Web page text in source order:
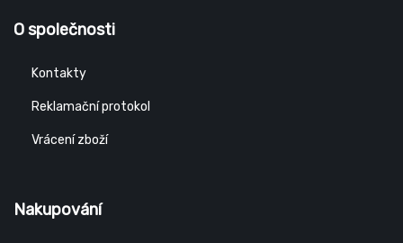
O společnosti
Kontakty
Reklamační protokol
Vrácení zboží
Nakupování